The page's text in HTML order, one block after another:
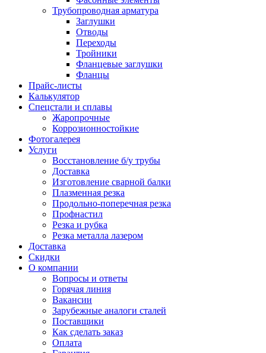
Трубопроводная арматура
Заглушки
Отводы
Переходы
Тройники
Фланцевые заглушки
Фланцы
Прайс-листы
Калькулятор
Спецстали и сплавы
Жаропрочные
Коррозионностойкие
Фотогалерея
Услуги
Восстановление б/у трубы
Доставка
Изготовление сварной балки
Плазменная резка
Продольно-поперечная резка
Профнастил
Резка и рубка
Резка металла лазером
Доставка
Скидки
О компании
Вопросы и ответы
Горячая линия
Вакансии
Зарубежные аналоги сталей
Поставщики
Как сделать заказ
Оплата